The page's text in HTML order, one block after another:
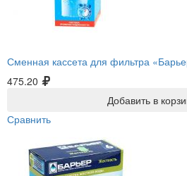
Сменная кассета для фильтра
475.20
Добавить в
Сравнить